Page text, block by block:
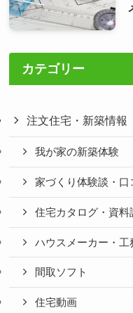
カテゴリー
注文住宅・新築情報
我が家の新築体験
家づくり体験談・口
住宅カタログ・資料
ハウスメーカー・工
間取ソフト
住宅動画